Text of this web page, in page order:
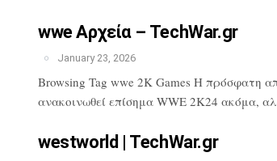
wwe Αρχεία – TechWar.gr
January 23, 2026
Browsing Tag wwe 2K Games Η πρόσφατη
ανακοινωθεί επίσημα WWE 2K24 ακόμα,
westworld | TechWar.gr